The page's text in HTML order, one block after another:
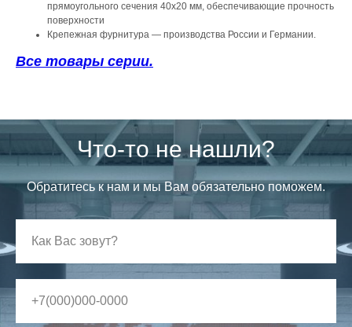
прямоугольного сечения 40х20 мм, обеспечивающие прочность
поверхности
Крепежная фурнитура — производства России и Германии.
Все товары серии.
Что-то не нашли?
Обратитесь к нам и мы Вам обязательно поможем.